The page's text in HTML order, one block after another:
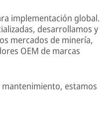
implementación global.
desarrollamos y
mercados de minería,
OEM de marcas
mantenimiento, estamos